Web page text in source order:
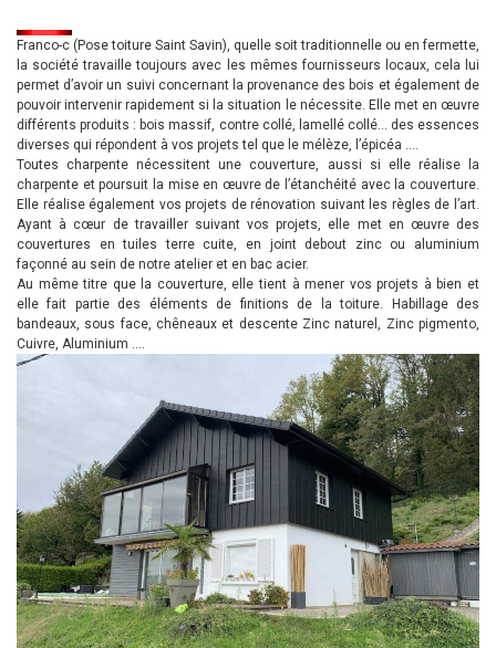
Franco-c (Pose toiture Saint Savin), quelle soit traditionnelle ou en fermette,
la société travaille toujours avec les mêmes fournisseurs locaux, cela lui
permet d’avoir un suivi concernant la provenance des bois et également de
pouvoir intervenir rapidement si la situation le nécessite. Elle met en œuvre
différents produits : bois massif, contre collé, lamellé collé… des essences
diverses qui répondent à vos projets tel que le mélèze, l’épicéa ….
Toutes charpente nécessitent une couverture, aussi si elle réalise la
charpente et poursuit la mise en œuvre de l’étanchéité avec la couverture.
Elle réalise également vos projets de rénovation suivant les règles de l’art.
Ayant à cœur de travailler suivant vos projets, elle met en œuvre des
couvertures en tuiles terre cuite, en joint debout zinc ou aluminium
façonné au sein de notre atelier et en bac acier.
Au même titre que la couverture, elle tient à mener vos projets à bien et
elle fait partie des éléments de finitions de la toiture. Habillage des
bandeaux, sous face, chêneaux et descente Zinc naturel, Zinc pigmento,
Cuivre, Aluminium ….